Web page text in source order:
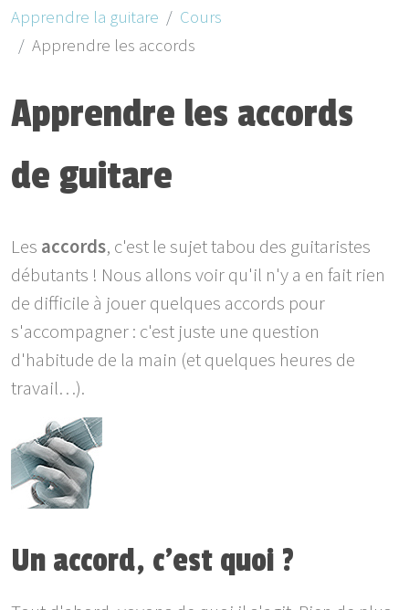
Apprendre la guitare
Cours
Apprendre les accords
Apprendre les accords
de guitare
Les accords, c'est le sujet tabou des guitaristes
débutants ! Nous allons voir qu'il n'y a en fait rien
de difficile à jouer quelques accords pour
s'accompagner : c'est juste une question
d'habitude de la main (et quelques heures de
travail…).
Un accord, c'est quoi ?